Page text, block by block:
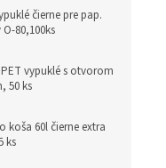
čierne pre pap.
80,100ks
vypuklé s otvorom
50 ks
koša 60l čierne extra
ks